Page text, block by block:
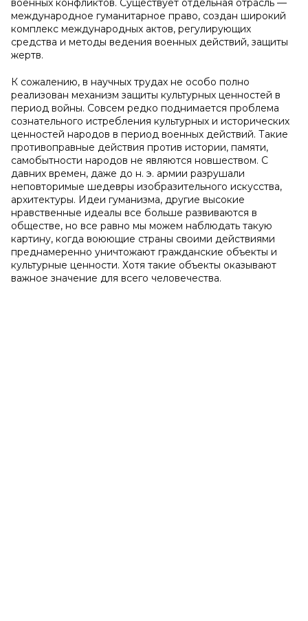
военных конфликтов. Существует отдельная отрасль —
международное гуманитарное право, создан широкий
комплекс международных актов, регулирующих
средства и методы ведения военных действий, защиты
жертв.
К сожалению, в научных трудах не особо полно
реализован механизм защиты культурных ценностей в
период войны. Совсем редко поднимается проблема
сознательного истребления культурных и исторических
ценностей народов в период военных действий. Такие
противоправные действия против истории, памяти,
самобытности народов не являются новшеством. С
давних времен, даже до н. э. армии разрушали
неповторимые шедевры изобразительного искусства,
архитектуры. Идеи гуманизма, другие высокие
нравственные идеалы все больше развиваются в
обществе, но все равно мы можем наблюдать такую
картину, когда воюющие страны своими действиями
преднамеренно уничтожают гражданские объекты и
культурные ценности. Хотя такие объекты оказывают
важное значение для всего человечества.